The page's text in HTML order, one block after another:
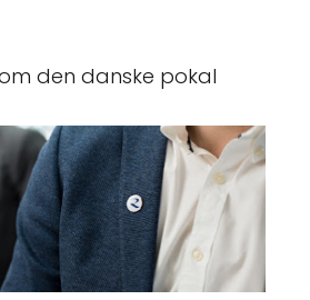
den danske pokal